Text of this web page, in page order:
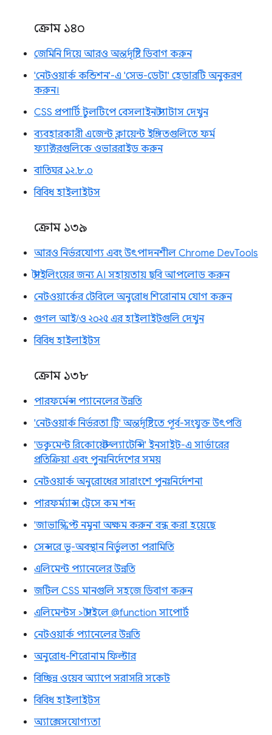
ক্রোম ১৪০
জেমিনি দিয়ে আরও অন্তর্দৃষ্টি ডিবাগ করুন
'নেটওয়ার্ক কন্ডিশন'-এ 'সেভ-ডেটা' হেডারটি অনুকরণ
করুন।
CSS প্রপার্টি টুলটিপে বেসলাইন স্ট্যাটাস দেখুন
ব্যবহারকারী এজেন্ট ক্লায়েন্ট ইঙ্গিতগুলিতে ফর্ম
ফ্যাক্টরগুলিকে ওভাররাইড করুন
বাতিঘর ১২.৮.০
বিবিধ হাইলাইটস
ক্রোম ১৩৯
আরও নির্ভরযোগ্য এবং উৎপাদনশীল Chrome DevTools
স্টাইলিংয়ের জন্য AI সহায়তায় ছবি আপলোড করুন
নেটওয়ার্কের টেবিলে অনুরোধ শিরোনাম যোগ করুন
গুগল আই/ও ২০২৫ এর হাইলাইটগুলি দেখুন
বিবিধ হাইলাইটস
ক্রোম ১৩৮
পারফর্মেন্স প্যানেলের উন্নতি
'নেটওয়ার্ক নির্ভরতা ট্রি' অন্তর্দৃষ্টিতে পূর্ব-সংযুক্ত উৎপত্তি
'ডকুমেন্ট রিকোয়েস্ট ল্যাটেন্সি' ইনসাইট-এ সার্ভারের
প্রতিক্রিয়া এবং পুনঃনির্দেশের সময়
নেটওয়ার্ক অনুরোধের সারাংশে পুনঃনির্দেশনা
পারফর্ম্যান্স ট্রেসে কম শব্দ
'জাভাস্ক্রিপ্ট নমুনা অক্ষম করুন' বন্ধ করা হয়েছে
সেন্সরে ভূ-অবস্থান নির্ভুলতা পরামিতি
এলিমেন্ট প্যানেলের উন্নতি
জটিল CSS মানগুলি সহজে ডিবাগ করুন
এলিমেন্টস > স্টাইলে @function সাপোর্ট
নেটওয়ার্ক প্যানেলের উন্নতি
অনুরোধ-শিরোনাম ফিল্টার
বিচ্ছিন্ন ওয়েব অ্যাপে সরাসরি সকেট
বিবিধ হাইলাইটস
অ্যাক্সেসযোগ্যতা